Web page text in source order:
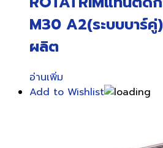
M30 A2(ระบบบาร์
ผลิต
อ่านเพิ่ม
Add to Wishlist